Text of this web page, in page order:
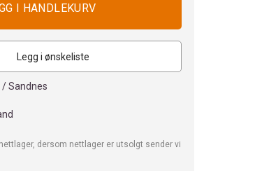
Legg i ønskeliste
Sandnes
dersom nettlager er utsolgt sender vi